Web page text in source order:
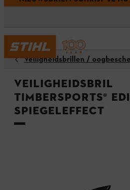
Veiligheidsbrillen /
Veiligheidsbril
TIMBERSPORTS®
spiegeleffect